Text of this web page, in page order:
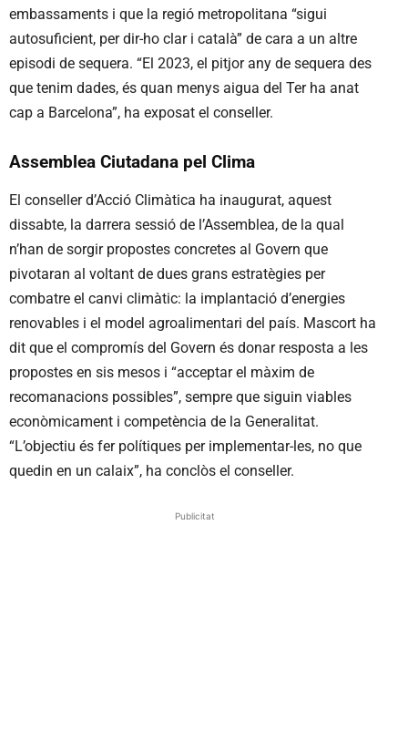
embassaments i que la regió metropolitana “sigui
autosuficient, per dir-ho clar i català” de cara a un altre
episodi de sequera. “El 2023, el pitjor any de sequera des
que tenim dades, és quan menys aigua del Ter ha anat
cap a Barcelona”, ha exposat el conseller.
Assemblea Ciutadana pel Clima
El conseller d’Acció Climàtica ha inaugurat, aquest
dissabte, la darrera sessió de l’Assemblea, de la qual
n’han de sorgir propostes concretes al Govern que
pivotaran al voltant de dues grans estratègies per
combatre el canvi climàtic: la implantació d’energies
renovables i el model agroalimentari del país. Mascort ha
dit que el compromís del Govern és donar resposta a les
propostes en sis mesos i “acceptar el màxim de
recomanacions possibles”, sempre que siguin viables
econòmicament i competència de la Generalitat.
“L’objectiu és fer polítiques per implementar-les, no que
quedin en un calaix”, ha conclòs el conseller.
Publicitat